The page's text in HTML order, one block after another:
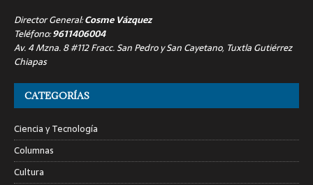
Director General:Cosme Vázquez
Teléfono:9611406004
Av. 4 Mzna. 8 #112 Fracc. San Pedro y San Cayetano, Tuxtla Gutiérrez
Chiapas
CATEGORÍAS
Ciencia y Tecnología
Columnas
Cultura